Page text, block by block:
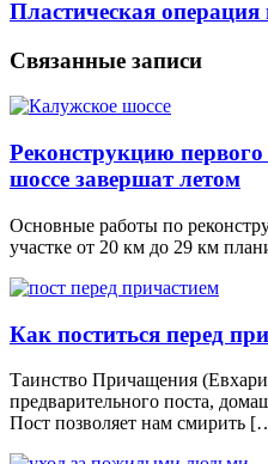
Пластическая
Связанные записи
Реконструкцию
шоссе завершат летом
Основные работы по
участке от 20 км до 29 км
Как поститься перед
Таинство Причащения
предварительного поста,
Пост позволяет нам смирить